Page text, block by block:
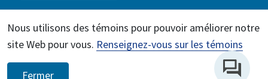
Fermer
Nous utilisons des témoins pour pouvoir améliorer notre
site Web pour vous. Renseignez-vous sur les témoins